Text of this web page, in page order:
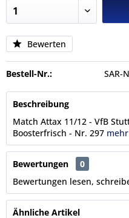
Bewerten
Bestell-Nr.: SAR-
Beschreibung
Match Attax 11/12 - VfB
Boosterfrisch - Nr. 297 mehr
Bewertungen
0
Bewertungen lesen,
Ähnliche Artikel